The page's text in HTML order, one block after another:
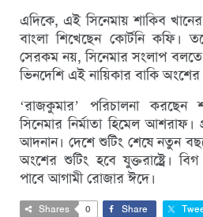
এদিকে, এই সিনেমায় শাকিব
বাংলা শিখেছেন কোর্টনি কফি।
সেরকম নয়, সিনেমার সংলাপ
ভিনদেশি এই নায়িকার বাকি
‘রাজকুমার’ পরিচালনা করছেন
সিনেমার নির্মাতা হিমেল
আদনান। দেশে শুটিং শেষে নতুন
অংশের শুটিং হবে যুক্তরাষ্ট্রে।
পাবে আগামী রোজার ঈদে।
Shares 0 Share